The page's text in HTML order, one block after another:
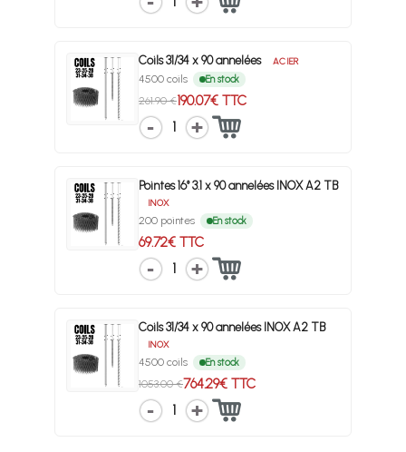
Coils 31/34 x 90 annelées ACIER
4500 coils En stock
261.90 €190.07€ TTC
1
Pointes 16° 3.1 x 90 annelées INOX A2 TB
INOX
200 pointes En stock
69.72€ TTC
1
Coils 31/34 x 90 annelées INOX A2 TB
INOX
4500 coils En stock
1053.00 €764.29€ TTC
1